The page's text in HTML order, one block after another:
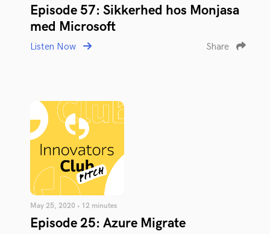
Episode 57: Sikkerhed hos Monjasa
med Microsoft
Listen Now Share
May 25, 2020 • 12 minutes
Episode 25: Azure Migrate